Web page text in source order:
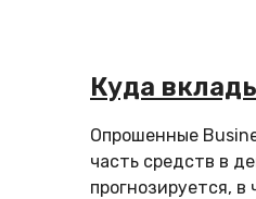
Куда
Опрошенные
часть средств в
прогнозируется, в